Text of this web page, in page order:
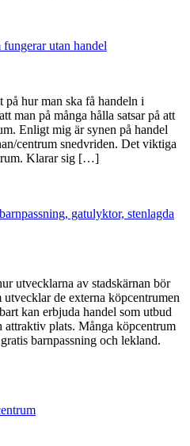
fungerar utan handel
hur man ska få handeln i
man på många hålla satsar på att
Enligt mig är synen på handel
centrum snedvriden. Det viktiga
Klarar sig […]
gatulyktor, stenlagda
utvecklarna av stadskärnan bör
utvecklar de externa köpcentrumen
kan erbjuda handel som utbud
plats. Många köpcentrum
barnpassning och lekland.